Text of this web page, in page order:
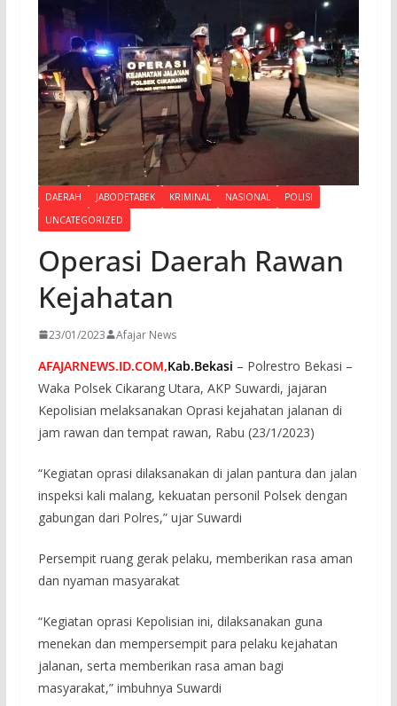
DAERAH JABODETABEK KRIMINAL NASIONAL
POLISI
UNCATEGORIZED
Operasi Daerah Rawan
Kejahatan
23/01/2023 Afajar News
AFAJARNEWS.ID.COM,Kab.Bekasi – Polrestro Bekasi –
Waka Polsek Cikarang Utara, AKP Suwardi, jajaran
Kepolisian melaksanakan Oprasi kejahatan jalanan di
jam rawan dan tempat rawan, Rabu (23/1/2023)
“Kegiatan oprasi dilaksanakan di jalan pantura dan jalan
inspeksi kali malang, kekuatan personil Polsek dengan
gabungan dari Polres,” ujar Suwardi
Persempit ruang gerak pelaku, memberikan rasa aman
dan nyaman masyarakat
“Kegiatan oprasi Kepolisian ini, dilaksanakan guna
menekan dan mempersempit para pelaku kejahatan
jalanan, serta memberikan rasa aman bagi
masyarakat,” imbuhnya Suwardi